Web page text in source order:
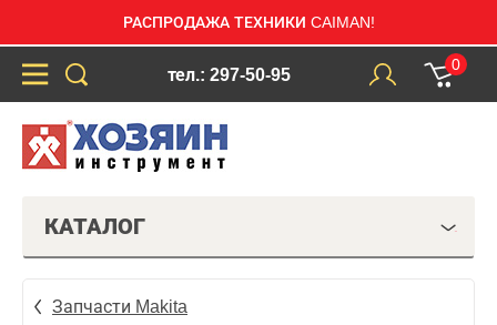
РАСПРОДАЖА ТЕХНИКИ CAIMAN!
тел.: 297-50-95
0
КАТАЛОГ
Запчасти Makita